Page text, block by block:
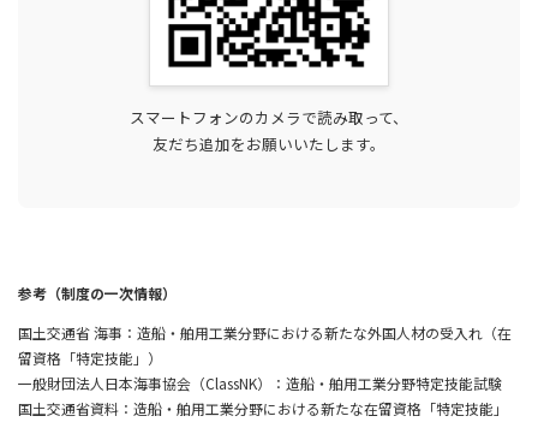
スマートフォンのカメラで読み取って、
友だち追加をお願いいたします。
参考（制度の一次情報）
国土交通省 海事：造船・舶用工業分野における新たな外国人材の受入れ（在
留資格「特定技能」）
一般財団法人日本海事協会（ClassNK）：造船・舶用工業分野特定技能試験
国土交通省資料：造船・舶用工業分野における新たな在留資格「特定技能」